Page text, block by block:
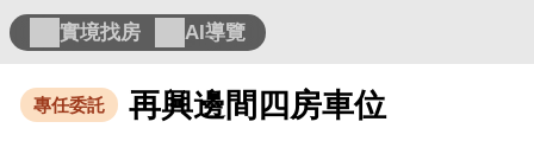
實境找房 AI導覽
專任委託 再興邊間四房車位